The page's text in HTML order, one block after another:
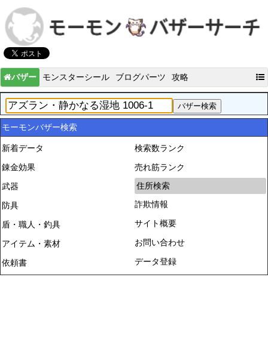
バザー モンスターシール ブログパーツ 攻略
モーモンバザー検索
新着データ
錬金効果
武器
防具
盾・職人・釣具
アイテム・素材
依頼書
検索数ランク
売れ筋ランク
住所検索
詐欺情報
サイト概要
お問い合わせ
データ登録